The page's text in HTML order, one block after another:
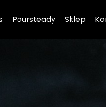
Poursteady Sklep